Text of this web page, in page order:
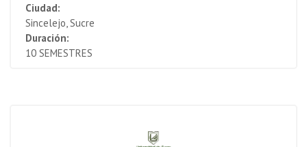
Ciudad:
Sincelejo, Sucre
Duración:
10 SEMESTRES